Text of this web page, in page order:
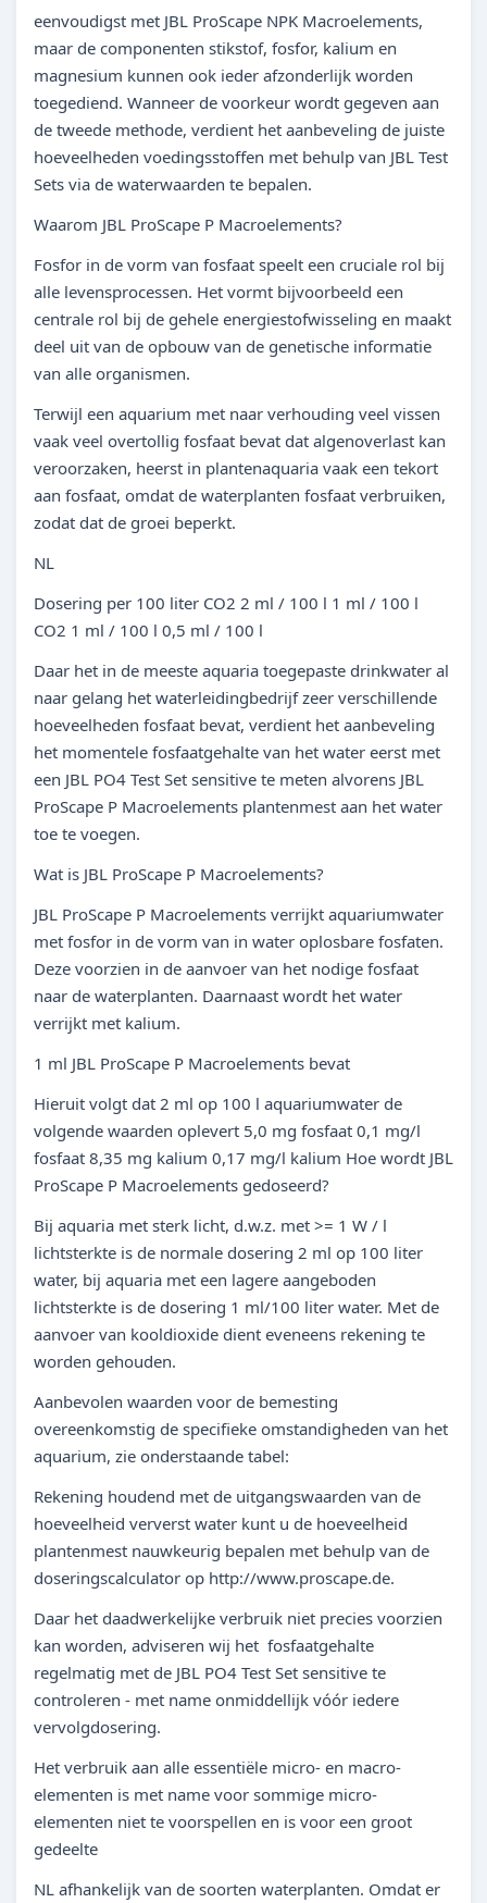
eenvoudigst met JBL ProScape NPK Macroelements,
maar de componenten stikstof, fosfor, kalium en
magnesium kunnen ook ieder afzonderlijk worden
toegediend. Wanneer de voorkeur wordt gegeven aan
de tweede methode, verdient het aanbeveling de juiste
hoeveelheden voedingsstoffen met behulp van JBL Test
Sets via de waterwaarden te bepalen.
Waarom JBL ProScape P Macroelements?
Fosfor in de vorm van fosfaat speelt een cruciale rol bij
alle levensprocessen. Het vormt bijvoorbeeld een
centrale rol bij de gehele energiestofwisseling en maakt
deel uit van de opbouw van de genetische informatie
van alle organismen.
Terwijl een aquarium met naar verhouding veel vissen
vaak veel overtollig fosfaat bevat dat algenoverlast kan
veroorzaken, heerst in plantenaquaria vaak een tekort
aan fosfaat, omdat de waterplanten fosfaat verbruiken,
zodat dat de groei beperkt.
NL
Dosering per 100 liter CO2 2 ml / 100 l 1 ml / 100 l
CO2 1 ml / 100 l 0,5 ml / 100 l
Daar het in de meeste aquaria toegepaste drinkwater al
naar gelang het waterleidingbedrijf zeer verschillende
hoeveelheden fosfaat bevat, verdient het aanbeveling
het momentele fosfaatgehalte van het water eerst met
een JBL PO4 Test Set sensitive te meten alvorens JBL
ProScape P Macroelements plantenmest aan het water
toe te voegen.
Wat is JBL ProScape P Macroelements?
JBL ProScape P Macroelements verrijkt aquariumwater
met fosfor in de vorm van in water oplosbare fosfaten.
Deze voorzien in de aanvoer van het nodige fosfaat
naar de waterplanten. Daarnaast wordt het water
verrijkt met kalium.
1 ml JBL ProScape P Macroelements bevat
Hieruit volgt dat 2 ml op 100 l aquariumwater de
volgende waarden oplevert 5,0 mg fosfaat 0,1 mg/l
fosfaat 8,35 mg kalium 0,17 mg/l kalium Hoe wordt JBL
ProScape P Macroelements gedoseerd?
Bij aquaria met sterk licht, d.w.z. met >= 1 W / l
lichtsterkte is de normale dosering 2 ml op 100 liter
water, bij aquaria met een lagere aangeboden
lichtsterkte is de dosering 1 ml/100 liter water. Met de
aanvoer van kooldioxide dient eveneens rekening te
worden gehouden.
Aanbevolen waarden voor de bemesting
overeenkomstig de specifieke omstandigheden van het
aquarium, zie onderstaande tabel:
Rekening houdend met de uitgangswaarden van de
hoeveelheid ververst water kunt u de hoeveelheid
plantenmest nauwkeurig bepalen met behulp van de
doseringscalculator op http://www.proscape.de.
Daar het daadwerkelijke verbruik niet precies voorzien
kan worden, adviseren wij het fosfaatgehalte
regelmatig met de JBL PO4 Test Set sensitive te
controleren - met name onmiddellijk vóór iedere
vervolgdosering.
Het verbruik aan alle essentiële micro- en macro-
elementen is met name voor sommige micro-
elementen niet te voorspellen en is voor een groot
gedeelte
NL afhankelijk van de soorten waterplanten. Omdat er